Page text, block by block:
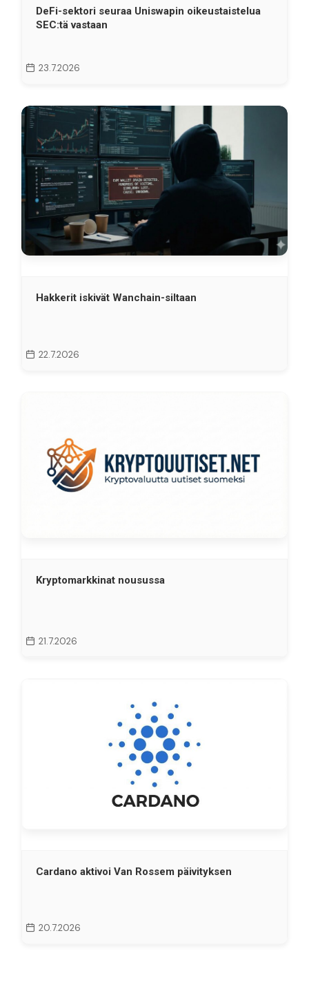
DeFi-sektori seuraa Uniswapin oikeustaistelua
SEC:tä vastaan
23.7.2026
Hakkerit iskivät Wanchain-siltaan
22.7.2026
Kryptomarkkinat nousussa
21.7.2026
Cardano aktivoi Van Rossem päivityksen
20.7.2026